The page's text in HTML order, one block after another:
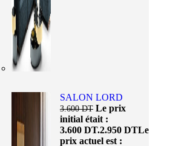
SALON LORD
3.600DT Le prix
initial était :
3.600 DT.2.950 DTLe
prix actuel est :